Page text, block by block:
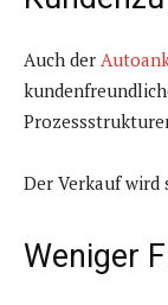
Auch der
Der Verkauf
Weniger